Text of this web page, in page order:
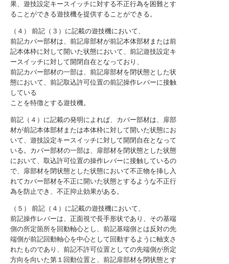
果、遊技設定キースイッチに対する不正行為を困難とす
ることができる遊技機を提供することができる。
（４） 前記（３）に記載の遊技機において、
前記カバー部材は、前記扉部材が前記本体部材または前
記本体枠に対して開いた状態において、前記遊技設定キ
ースイッチに対して開閉自在となっており、
前記カバー部材の一部は、前記扉部材を閉状態とした状
態において、前記取込許可位置の前記操作レバーに接触
している
ことを特徴とする遊技機。
前記（４）に記載の発明によれば、カバー部材は、扉部
材が前記本体部材または本体枠に対して開いた状態にお
いて、遊技設定キースイッチに対して開閉自在となって
いる。カバー部材の一部は、扉部材を閉状態とした状態
において、取込許可位置の操作レバーに接触しているの
で、扉部材を閉状態とした状態において不正物を挿し入
れてカバー部材を不正に開いた状態とするような不正行
為を防止でき、不正抑止効果がある。
（５） 前記（４）に記載の遊技機において、
前記操作レバーは、正面視で長手形状であり、その基端
側の所定箇所を回動軸心とし、前記基端側とは反対の先
端側が前記回動軸心を中心として回動するように軸支さ
れたものであり、前記不許可位置としての先端側が所定
方向を向いた第１回動位置と、前記扉部材を閉状態とす